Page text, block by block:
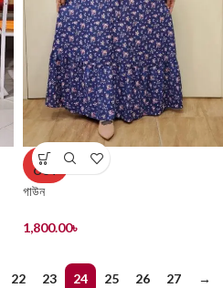
SOLD
OUT
গাউন
1,800.00৳
22 23 24 25 26 27 →